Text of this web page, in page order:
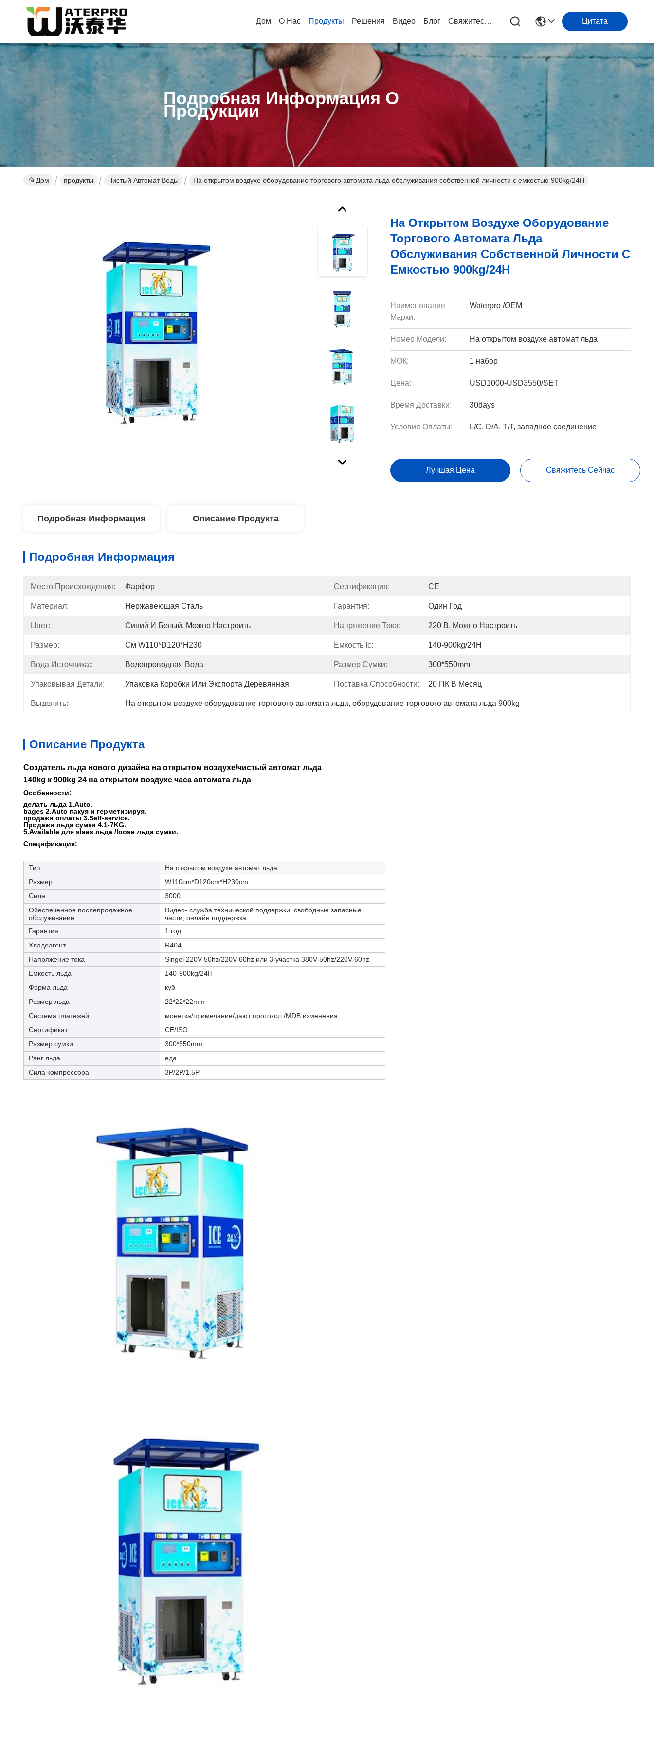
Дом О Нас Продукты Решения Видео Блог Свяжитесь С Нами Цитата
Подробная Информация О
Продукции
Дом продукты Чистый Автомат Воды На открытом воздухе оборудование торгового автомата льда обслуживания собственной личности с емкостью 900kg/24H
На Открытом Воздухе Оборудование
Торгового Автомата Льда
Обслуживания Собственной Личности С
Емкостью 900kg/24H
Наименование
Марки:
Waterpro /OEM
Номер Модели: На открытом воздухе автомат льда
МОК: 1 набор
Цена: USD1000-USD3550/SET
Время Доставки: 30days
Условия Оплаты: L/C, D/A, T/T, западное соединение
Лучшая Цена Свяжитесь Сейчас
Подробная Информация Описание Продукта
Подробная Информация
Место Происхождения: Фарфор Сертификация: CE
Материал: Нержавеющая Сталь Гарантия: Один Год
Цвет: Синий И Белый, Можно Настроить Напряжение Тока: 220 В, Можно Настроить
Размер: См W110*D120*H230 Емкость Ic: 140-900kg/24H
Вода Источника:: Водопроводная Вода Размер Сумки: 300*550mm
Упаковывая Детали: Упаковка Коробки Или Экспорта Деревянная Поставка Способности: 20 ПК В Месяц
Выделить: На открытом воздухе оборудование торгового автомата льда, оборудование торгового автомата льда 900kg
Описание Продукта
Создатель льда нового дизайна на открытом воздухе/чистый автомат льда
140kg к 900kg 24 на открытом воздухе часа автомата льда
Особенности:
делать льда 1.Auto.
bages 2.Auto пакуя и герметизируя.
продажи оплаты 3.Self-service.
Продажи льда сумки 4.1-7KG.
5.Available для slaes льда /loose льда сумки.
Спецификация:
Тип
На открытом воздухе автомат льда
Размер
W110cm*D120cm*H230cm
Сила
3000
Обеспеченное послепродажное
обслуживание
Видео- служба технической поддержки, свободные запасные
части, онлайн поддержка
Гарантия
1 год
Хладоагент
R404
Напряжение тока
Singel 220V-50hz/220V-60hz или 3 участка 380V-50hz/220V-60hz
Емкость льда
140-900kg/24H
Форма льда
куб
Размер льда
22*22*22mm
Система платежей
монетка/примечание/дают протокол /MDB изменения
Сертификат
CE/ISO
Размер сумки
300*550mm
Ранг льда
еда
Сила компрессора
3P/2P/1.5P